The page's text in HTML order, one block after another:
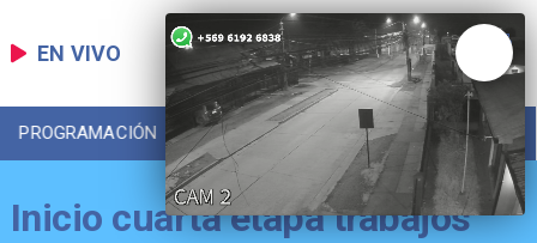
EN VIVO
PROGRAMACIÓN LOCAL DEPORTES
Inicio cuarta etapa trabajos